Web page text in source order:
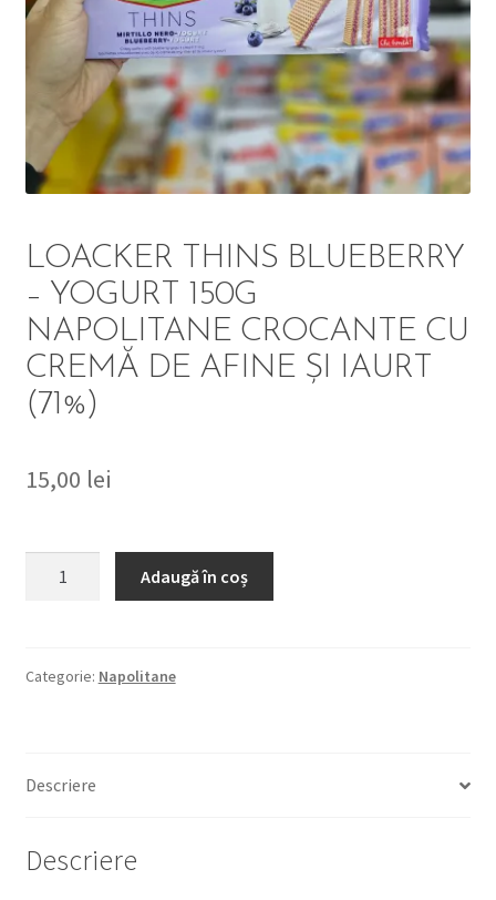
DETERGENT
SOLUȚII CURĂȚENIE
ÎNGRIJIRE
PERSONALĂ
TROLERE
ARTICOLE VOIAJ
LOACKER THINS BLUEBERRY
– YOGURT 150G
NAPOLITANE CROCANTE CU
CREMĂ DE AFINE ŞI IAURT
(71%)
15,00 lei
-
CROCANTE
DE
Adaugă în coș
Categorie: Napolitane
Descriere
Descriere